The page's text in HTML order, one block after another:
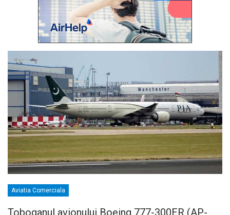
Aviatia Comerciala
Toboganul avionului Boeing 777-300ER (AP-